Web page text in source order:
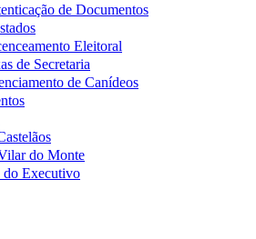
de Documentos
Eleitoral
de Secretaria
de Canídeos
do Monte
do Executivo